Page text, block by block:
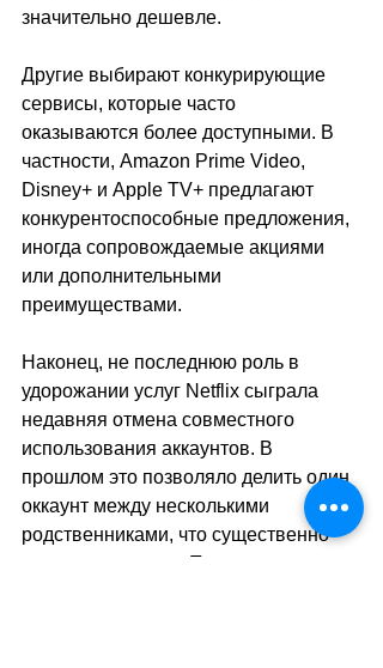
значительно дешевле.
Другие выбирают конкурирующие
сервисы, которые часто
оказываются более доступными. В
частности, Amazon Prime Video,
Disney+ и Apple TV+ предлагают
конкурентоспособные предложения,
иногда сопровождаемые акциями
или дополнительными
преимуществами.
Наконец, не последнюю роль в
удорожании услуг Netflix сыграла
недавняя отмена совместного
использования аккаунтов. В
прошлом это позволяло делить один
оккаунт между несколькими
родственниками, что существенно
снижало расходы. После отмены